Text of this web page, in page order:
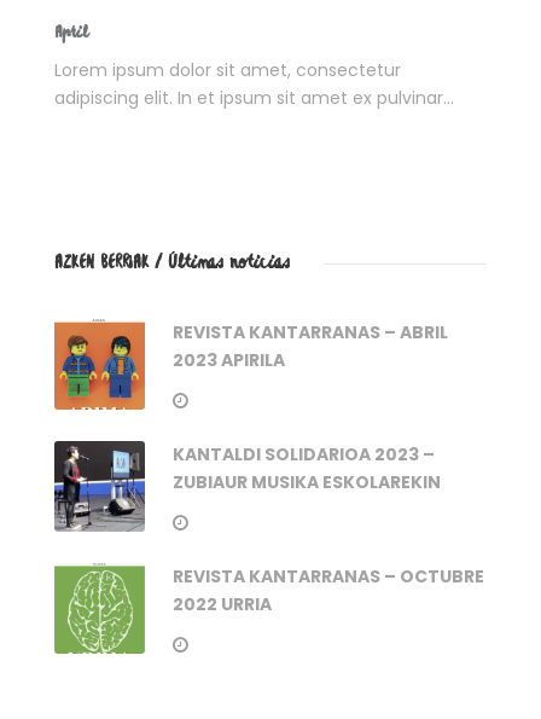
April
Lorem ipsum dolor sit amet, consectetur
adipiscing elit. In et ipsum sit amet ex pulvinar...
AZKEN BERRIAK / Últimas noticias
REVISTA KANTARRANAS – ABRIL
2023 APIRILA
KANTALDI SOLIDARIOA 2023 –
ZUBIAUR MUSIKA ESKOLAREKIN
REVISTA KANTARRANAS – OCTUBRE
2022 URRIA